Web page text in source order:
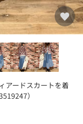
アードスカートを着
）